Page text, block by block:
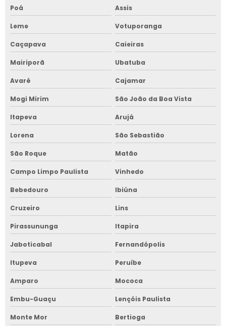
Poá Assis
Leme Votuporanga
Caçapava Caieiras
Mairiporã Ubatuba
Avaré Cajamar
Mogi Mirim São João da Boa Vista
Itapeva Arujá
Lorena São Sebastião
São Roque Matão
Campo Limpo Paulista Vinhedo
Bebedouro Ibiúna
Cruzeiro Lins
Pirassununga Itapira
Jaboticabal Fernandópolis
Itupeva Peruíbe
Amparo Mococa
Embu-Guaçu Lençóis Paulista
Monte Mor Bertioga